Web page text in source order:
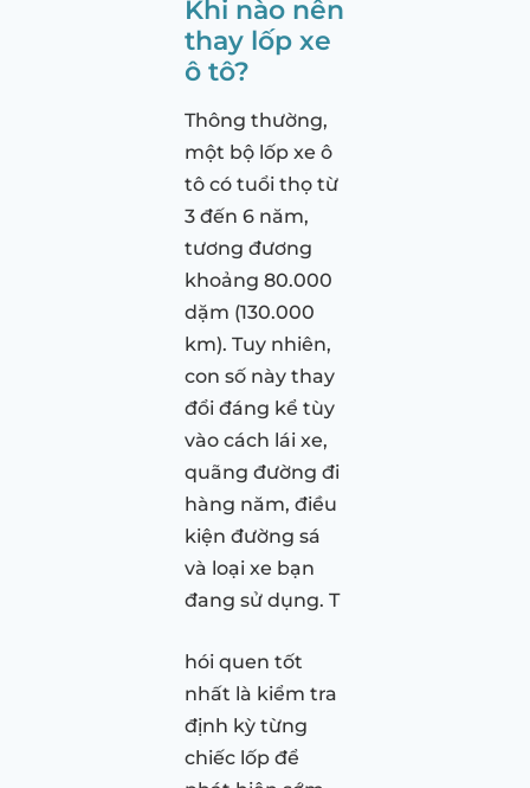
Khi nào nên
thay lốp xe
ô tô?
Thông thường,
một bộ lốp xe ô
tô có tuổi thọ từ
3 đến 6 năm,
tương đương
khoảng 80.000
dặm (130.000
km). Tuy nhiên,
con số này thay
đổi đáng kể tùy
vào cách lái xe,
quãng đường đi
hàng năm, điều
kiện đường sá
và loại xe bạn
đang sử dụng. T
hói quen tốt
nhất là kiểm tra
định kỳ từng
chiếc lốp để